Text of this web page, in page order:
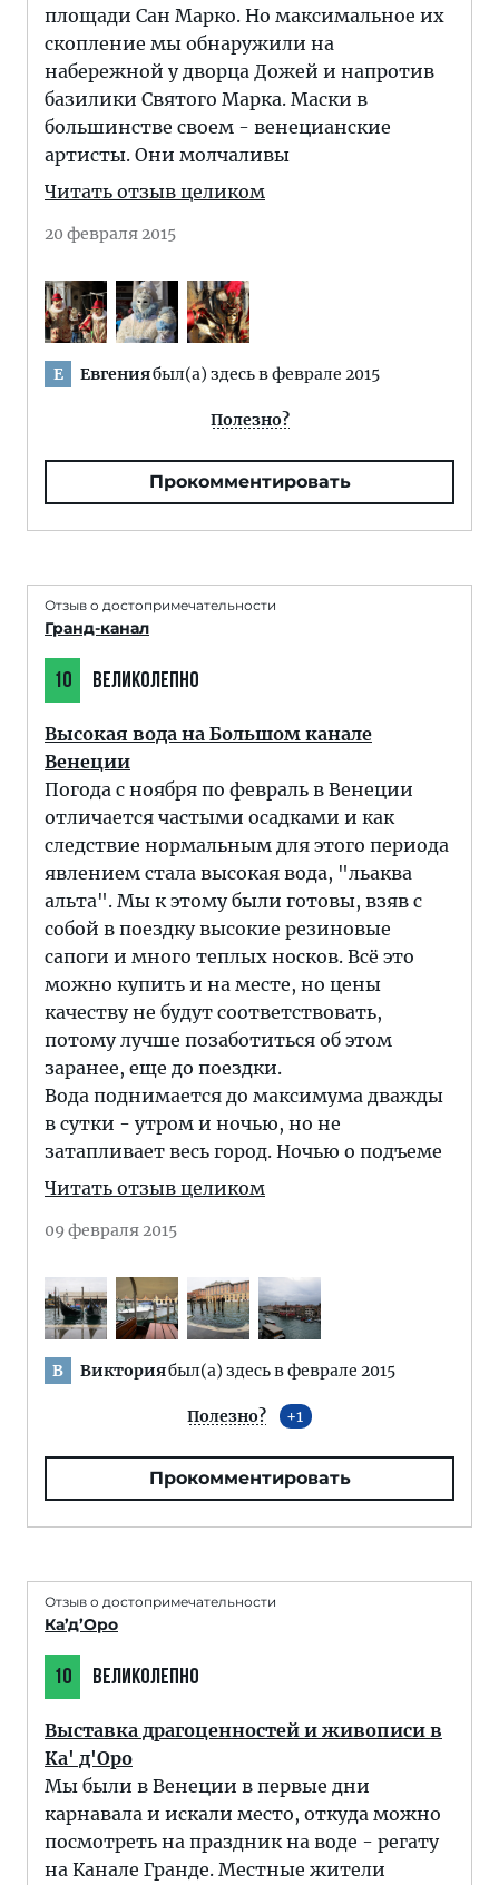
площади Сан Марко. Но максимальное их
скопление мы обнаружили на
набережной у дворца Дожей и напротив
базилики Святого Марка. Маски в
большинстве своем - венецианские
артисты. Они молчаливы
Читать отзыв целиком
20 февраля 2015
Е Евгениябыл(а) здесь в феврале 2015
Полезно?
Прокомментировать
Отзыв о достопримечательности
Гранд-канал
10 ВЕЛИКОЛЕПНО
Высокая вода на Большом канале
Венеции
Погода с ноября по февраль в Венеции
отличается частыми осадками и как
следствие нормальным для этого периода
явлением стала высокая вода, "льаква
альта". Мы к этому были готовы, взяв с
собой в поездку высокие резиновые
сапоги и много теплых носков. Всё это
можно купить и на месте, но цены
качеству не будут соответствовать,
потому лучше позаботиться об этом
заранее, еще до поездки.
Вода поднимается до максимума дважды
в сутки - утром и ночью, но не
затапливает весь город. Ночью о подъеме
Читать отзыв целиком
09 февраля 2015
В Викториябыл(а) здесь в феврале 2015
Полезно? 1
Прокомментировать
Отзыв о достопримечательности
Ка’д’Оро
10 ВЕЛИКОЛЕПНО
Выставка драгоценностей и живописи в
Ка' д'Оро
Мы были в Венеции в первые дни
карнавала и искали место, откуда можно
посмотреть на праздник на воде - регату
на Канале Гранде. Местные жители